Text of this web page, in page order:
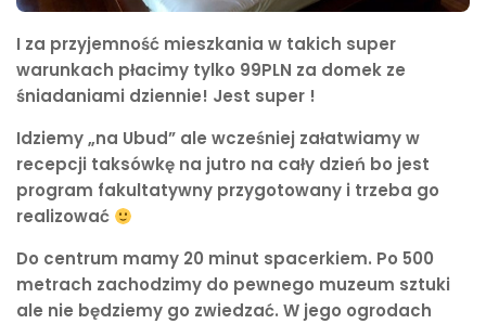
I za przyjemność mieszkania w takich super
warunkach płacimy tylko 99PLN za domek ze
śniadaniami dziennie! Jest super !
Idziemy „na Ubud” ale wcześniej załatwiamy w
recepcji taksówkę na jutro na cały dzień bo jest
program fakultatywny przygotowany i trzeba go
realizować
Do centrum mamy 20 minut spacerkiem. Po 500
metrach zachodzimy do pewnego muzeum sztuki
ale nie będziemy go zwiedzać. W jego ogrodach